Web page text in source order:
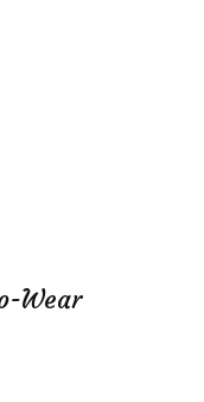
Wear